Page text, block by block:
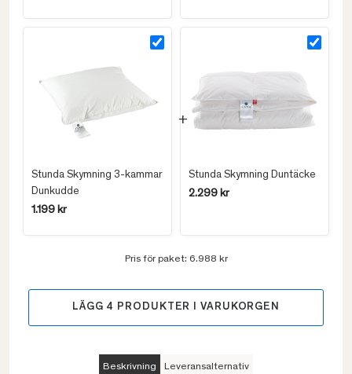
Stunda Skymning 3-kammar
Dunkudde
1.199 kr
Stunda Skymning Duntäcke
2.299 kr
Pris för paket: 6.988 kr
LÄGG 4 PRODUKTER I VARUKORGEN
Beskrivning Leveransalternativ